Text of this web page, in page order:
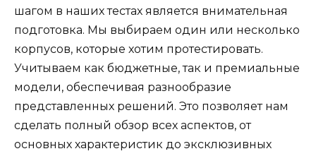
шагом в наших тестах является внимательная
подготовка. Мы выбираем один или несколько
корпусов, которые хотим протестировать.
Учитываем как бюджетные, так и премиальные
модели, обеспечивая разнообразие
представленных решений. Это позволяет нам
сделать полный обзор всех аспектов, от
основных характеристик до эксклюзивных